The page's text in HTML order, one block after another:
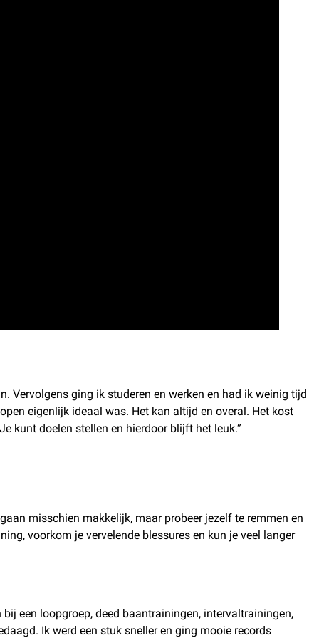
Vervolgens ging ik studeren en werken en had ik weinig tijd
eigenlijk ideaal was. Het kan altijd en overal. Het kost
kunt doelen stellen en hierdoor blijft het leuk.”
misschien makkelijk, maar probeer jezelf te remmen en
voorkom je vervelende blessures en kun je veel langer
een loopgroep, deed baantrainingen, intervaltrainingen,
Ik werd een stuk sneller en ging mooie records